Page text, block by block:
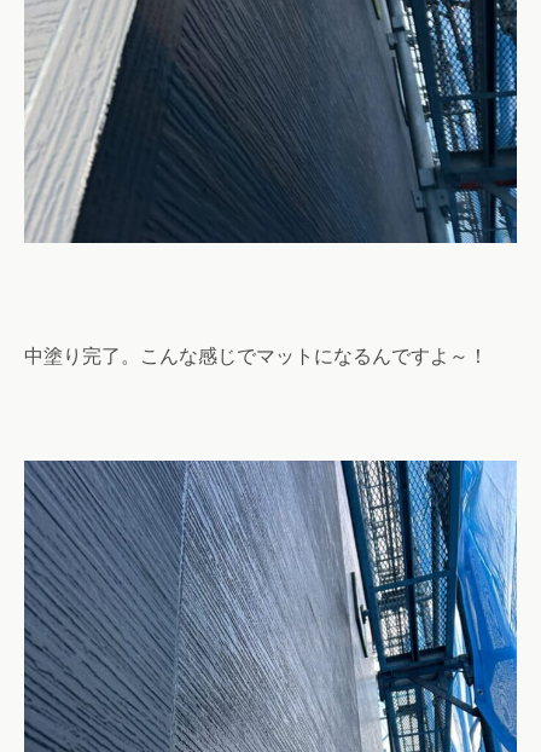
中塗り完了。こんな感じでマットになるんですよ～！